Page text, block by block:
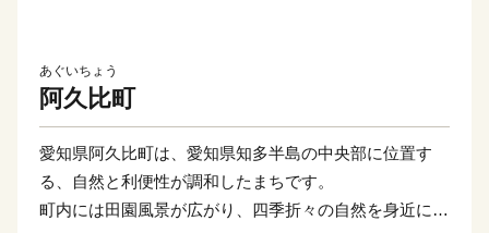
あぐいちょう
阿久比町
愛知県阿久比町は、愛知県知多半島の中央部に位置す
る、自然と利便性が調和したまちです。
町内には田園風景が広がり、四季折々の自然を身近に感